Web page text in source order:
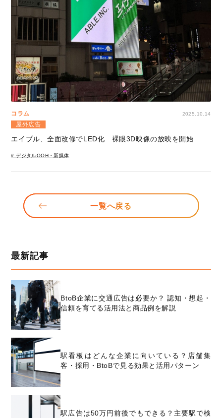
コラム 2025.10.14
屋外広告
エイブル、全面改修でLED化 裸眼3D映像の放映を開始
# デジタルOOH・新媒体
一覧へ戻る
最新記事
BtoB企業に交通広告は必要か？ 認知・想起・
信頼を育てる活用法と商品例を解説
駅看板はどんな企業に向いている？店舗集
客・採用・BtoBで見る効果と活用パターン
駅広告は50万円前後でもできる？主要駅で検